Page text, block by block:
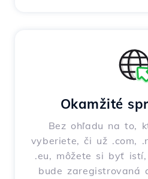
Okamžité
Bez ohľadu na to,
vyberiete, či už .com,
.eu, môžete si byť
bude zaregistrovaná